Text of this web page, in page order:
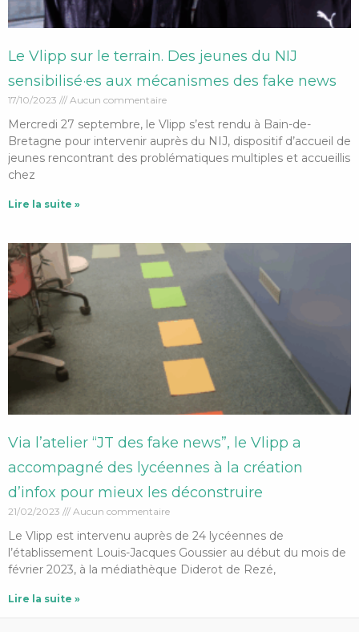
Le Vlipp sur le terrain. Des jeunes du NIJ
sensibilisé·es aux mécanismes des fake news
17/10/2023 Aucun commentaire
Mercredi 27 septembre, le Vlipp s’est rendu à Bain-de-
Bretagne pour intervenir auprès du NIJ, dispositif d’accueil de
jeunes rencontrant des problématiques multiples et accueillis
chez
Lire la suite »
Via l’atelier “JT des fake news”, le Vlipp a
accompagné des lycéennes à la création
d’infox pour mieux les déconstruire
21/02/2023 Aucun commentaire
Le Vlipp est intervenu auprès de 24 lycéennes de
l’établissement Louis-Jacques Goussier au début du mois de
février 2023, à la médiathèque Diderot de Rezé,
Lire la suite »